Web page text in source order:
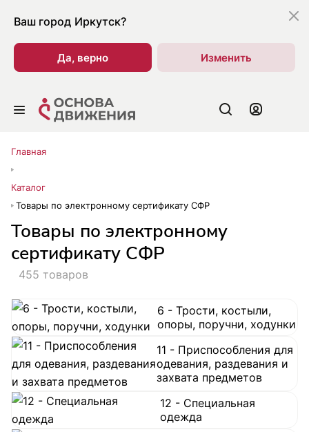
Ваш город Иркутск?
Да, верно Изменить
Главная
Каталог
Товары по электронному сертификату СФР
Товары по электронному
сертификату СФР
455 товаров
6 - Трости, костыли,
опоры, поручни, ходунки
11 - Приспособления для
одевания, раздевания и
захвата предметов
12 - Специальная
одежда